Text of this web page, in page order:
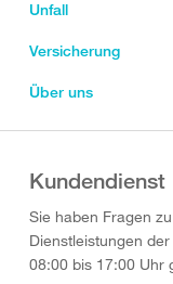
Unfall
Versicherung
Über uns
Kundendienst
Sie haben Fragen
Dienstleistungen
08:00 bis 17:00 Uhr